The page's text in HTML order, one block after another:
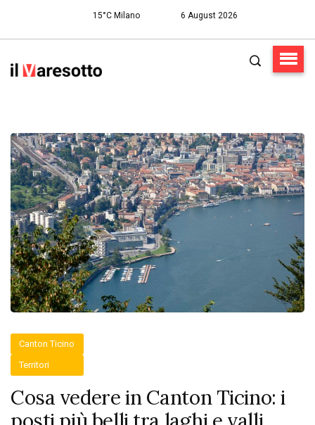
15°C Milano 6 August 2026
Canton Ticino
Territori
Cosa vedere in Canton Ticino: i